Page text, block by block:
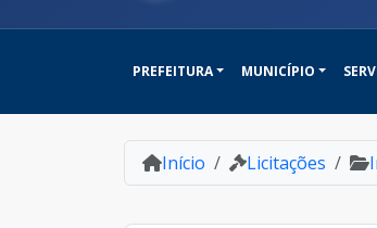
PREFEITURA MUNICÍPIO
Início Licitações